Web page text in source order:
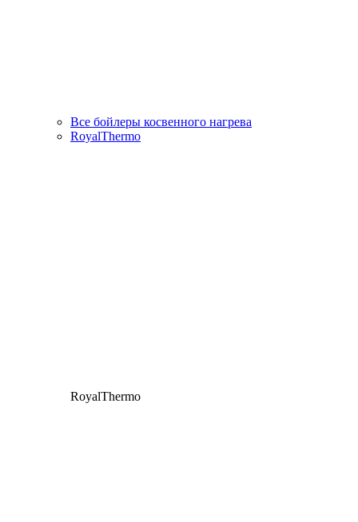
Все бойлеры косвенного нагрева
RoyalThermo
RoyalThermo